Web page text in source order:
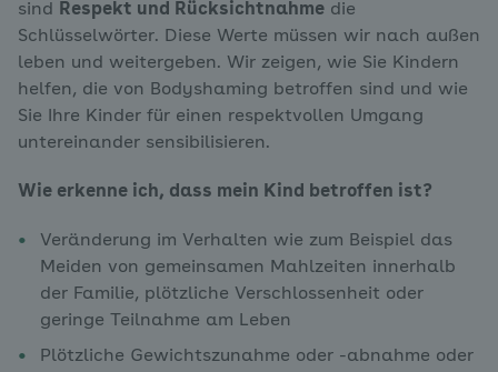
sind
Respekt und Rücksichtnahme die
Schlüsselwörter. Diese Werte müssen wir nach außen
leben und weitergeben. Wir zeigen, wie Sie Kindern
helfen, die von Bodyshaming betroffen sind und wie
Sie Ihre Kinder für einen respektvollen Umgang
untereinander sensibilisieren.
Wie erkenne ich, dass mein Kind betroffen ist?
Veränderung im Verhalten wie zum Beispiel das
Meiden von gemeinsamen Mahlzeiten innerhalb
der Familie, plötzliche Verschlossenheit oder
geringe Teilnahme am Leben
Plötzliche Gewichtszunahme oder -abnahme oder